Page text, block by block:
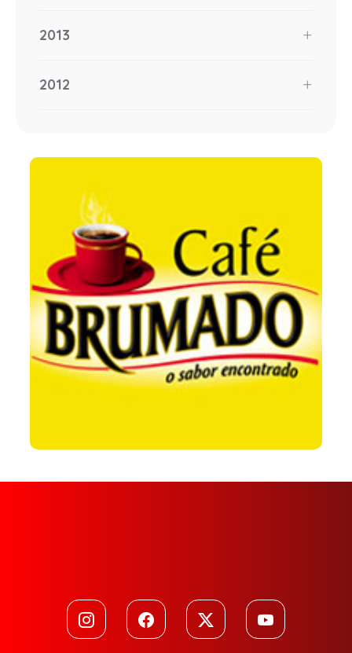
2013
2012